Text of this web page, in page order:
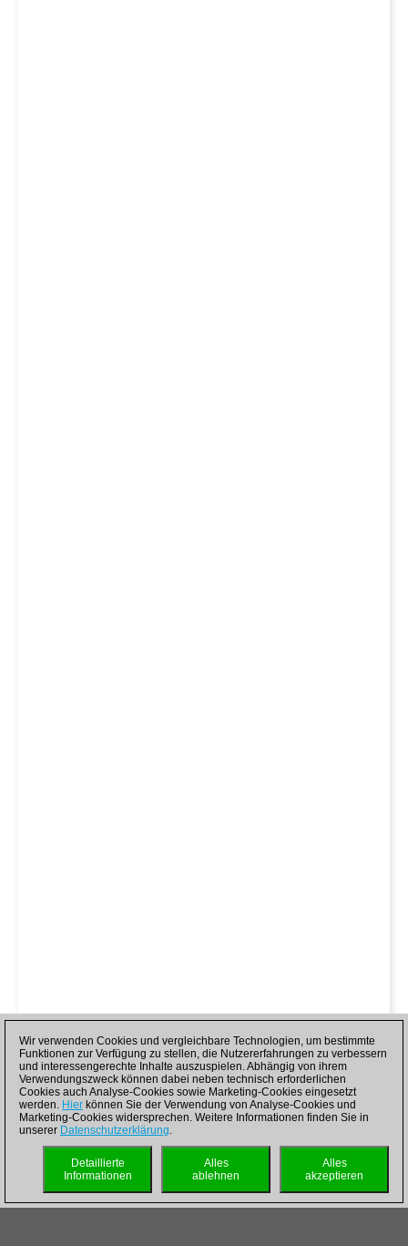
Wir verwenden Cookies und vergleichbare Technologien, um bestimmte
Funktionen zur Verfügung zu stellen, die Nutzererfahrungen zu verbessern
und interessengerechte Inhalte auszuspielen. Abhängig von ihrem
Verwendungszweck können dabei neben technisch erforderlichen
Cookies auch Analyse-Cookies sowie Marketing-Cookies eingesetzt
werden. Hier können Sie der Verwendung von Analyse-Cookies und
Marketing-Cookies widersprechen. Weitere Informationen finden Sie in
unserer Datenschutzerklärung.
Alles
akzeptieren
Alles
ablehnen
Detaillierte
Informationen